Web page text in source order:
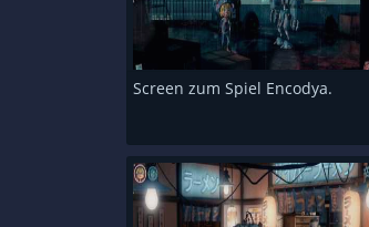
Screen zum Spiel Encodya.